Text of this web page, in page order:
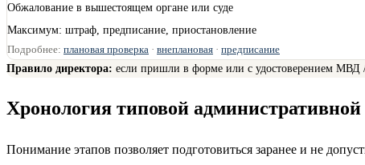
Обжалование в вышестоящем органе или суде
Максимум: штраф, предписание, приостановление
Подробнее: плановая проверка · внеплановая · предписание
Правило директора: если пришли в форме или с удостоверением МВД
Хронология типовой
Понимание этапов позволяет подготовиться заранее и не